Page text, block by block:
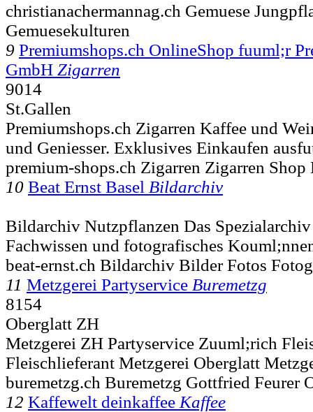
christianachermannag.ch Gemuese
Gemuesekulturen
9 Premiumshops.ch OnlineShop fuuml;r
GmbH Zigarren
9014
St.Gallen
Premiumshops.ch Zigarren Kaffee und
und Geniesser. Exklusives Einkaufen
premium-shops.ch Zigarren Zigarren Shop
10 Beat Ernst Basel Bildarchiv
Bildarchiv Nutzpflanzen Das
Fachwissen und fotografisches
beat-ernst.ch Bildarchiv Bilder Fotos
11 Metzgerei Partyservice Buremetzg
8154
Oberglatt ZH
Metzgerei ZH Partyservice Zuuml;rich
Fleischlieferant Metzgerei Oberglatt
buremetzg.ch Buremetzg Gottfried Feurer
12 Kaffewelt deinkaffee Kaffee